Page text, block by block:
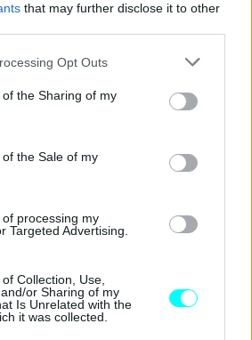
that may further disclose it to other
app uses one or more Google
or usage behaviour. You may click to
to Google and its third-party tags to
specified purposes in below Google
Opt Outs
the Sharing of my
the Sale of my
processing my
Targeted Advertising.
Collection, Use,
or Sharing of my
Is Unrelated with the
it was collected.
ότι μια ενδεχόμενη εμπλοκή του
τις εξαγωγές τους τελευταίους
ανεβάσει την τιμή του αργού κατά
σε παγκόσμιο επίπεδο, κάτι που θα
τιμή της βενζίνης πάνω από τα
από τα γεγονότα στη Μέση
στην αγορά πετρελαίου
χωρίς να γνωρίζει κανείς πώς θα
οδηγοί είναι να γεμίσουν σήμερα